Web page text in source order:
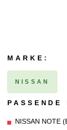
MARKE:
NISSAN
PASSENDE
NISSAN NOTE